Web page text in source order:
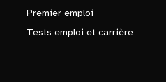
Premier emploi
Tests emploi et carrière